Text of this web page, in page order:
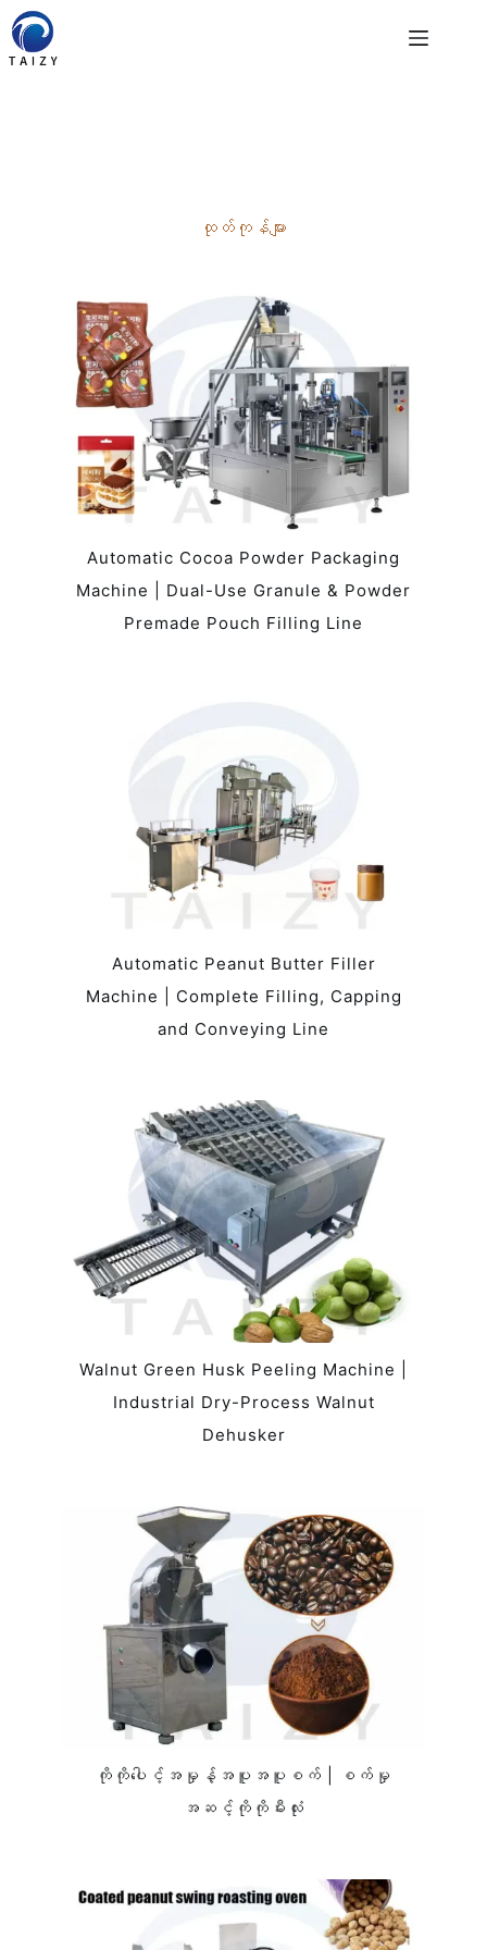
Skip
content
ထုတ်ကုန်များ
Automatic Cocoa Powder Packaging
Machine | Dual-Use Granule & Powder
Premade Pouch Filling Line
Automatic Peanut Butter Filler
Machine | Complete Filling, Capping
and Conveying Line
Walnut Green Husk Peeling Machine |
Industrial Dry-Process Walnut
Dehusker
ကိုကိုပေါင့်အမှုန့်အပူအပူစက် | စက်မှု
အဆင့်ကိုကိုမီးလုံး